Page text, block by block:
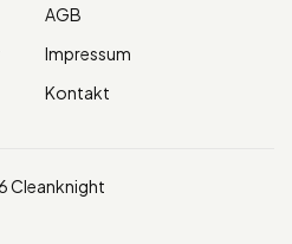
AGB
Impressum
Kontakt
Cleanknight